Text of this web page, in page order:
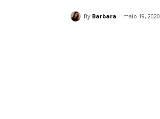
By Barbara maio 19, 2020